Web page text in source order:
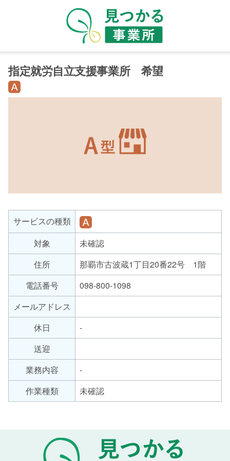
指定就労自立支援事業所 希望
ー
ビ
の
種
就
労
サービスの種類
就
労
継
続
支
援
A
対象
未確認
住所
那覇市古波蔵1丁目20番22号 1階
電話番号
098-800-1098
メールアドレス
休日
-
送迎
業務内容
-
作業種類
未確認